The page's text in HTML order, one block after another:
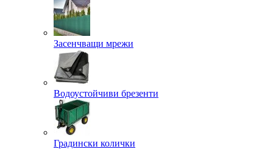
Засенчващи мрежи
Водоустойчиви брезенти
Градински колички